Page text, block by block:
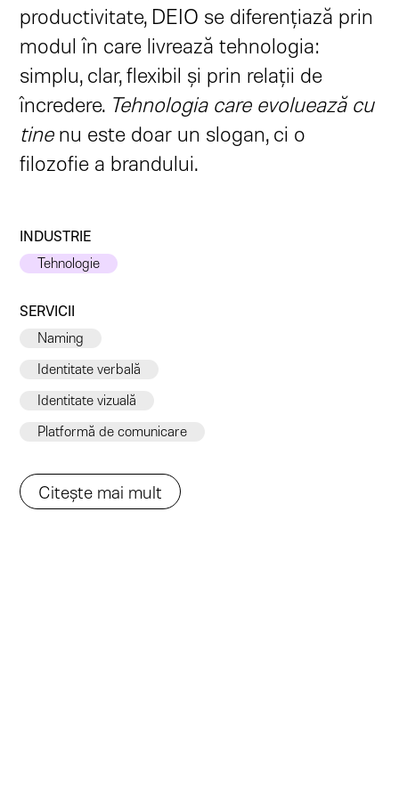
productivitate, DEIO se diferențiază prin
modul în care livrează tehnologia:
simplu, clar, flexibil și prin relații de
încredere. Tehnologia care evoluează cu
tinenu este doar un slogan, ci o
filozofie a brandului.
INDUSTRIE
Tehnologie
SERVICII
Naming
Identitate verbală
Identitate vizuală
Platformă de comunicare
Citește mai mult